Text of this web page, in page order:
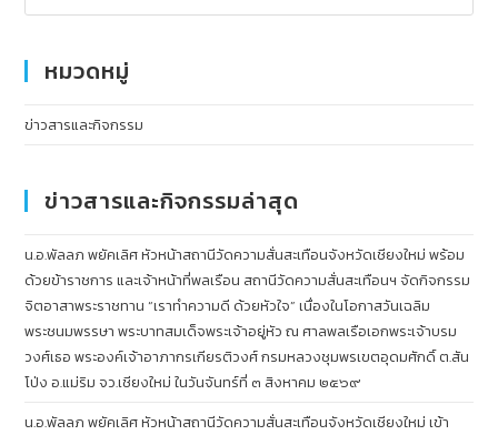
หมวดหมู่
ข่าวสารและกิจกรรม
ข่าวสารและกิจกรรมล่าสุด
น.อ.พัลลภ พยัคเลิศ หัวหน้าสถานีวัดความสั่นสะเทือนจังหวัดเชียงใหม่ พร้อม
ด้วยข้าราชการ และเจ้าหน้าที่พลเรือน สถานีวัดความสั่นสะเทือนฯ จัดกิจกรรม
จิตอาสาพระราชทาน “เราทำความดี ด้วยหัวใจ” เนื่องในโอกาสวันเฉลิม
พระชนมพรรษา พระบาทสมเด็จพระเจ้าอยู่หัว ณ ศาลพลเรือเอกพระเจ้าบรม
วงศ์เธอ พระองค์เจ้าอาภากรเกียรติวงศ์ กรมหลวงชุมพรเขตอุดมศักดิ์ ต.สัน
โป่ง อ.แม่ริม จว.เชียงใหม่ ในวันจันทร์ที่ ๓ สิงหาคม ๒๕๖๙
น.อ.พัลลภ พยัคเลิศ หัวหน้าสถานีวัดความสั่นสะเทือนจังหวัดเชียงใหม่ เข้า